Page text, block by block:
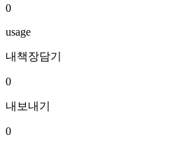
0
usage
내책장담기
0
내보내기
0